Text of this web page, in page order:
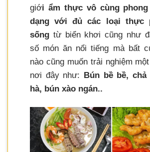
giới ẩm thực vô cùng
dạng với đủ các loại thực
sống từ biển khơi cũng như
số món ăn nổi tiếng mà bất
nào cũng muốn trải nghiệm
nơi đây như: Bún bề bề,
hà, bún xào ngán..